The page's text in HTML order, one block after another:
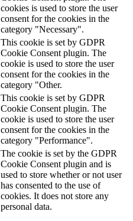
cookies is used to store the user
consent for the cookies in the
category "Necessary".
This cookie is set by GDPR
Cookie Consent plugin. The
cookie is used to store the user
consent for the cookies in the
category "Other.
This cookie is set by GDPR
Cookie Consent plugin. The
cookie is used to store the user
consent for the cookies in the
category "Performance".
The cookie is set by the GDPR
Cookie Consent plugin and is
used to store whether or not user
has consented to the use of
cookies. It does not store any
personal data.